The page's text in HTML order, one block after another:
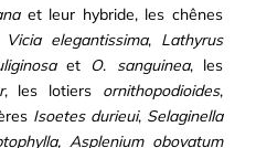
et leur hybride, les chênes
Vicia elegantissima, Lathyrus
et O. sanguinea, les
, les lotiers ornithopodioides,
Isoetes durieui, Selaginella
Asplenium obovatum